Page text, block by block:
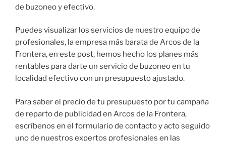
de buzoneo y efectivo.
Puedes visualizar los servicios de nuestro equipo de
profesionales, la empresa más barata de Arcos de la
Frontera, en este post, hemos hecho los planes más
rentables para darte un servicio de buzoneo en tu
localidad efectivo con un presupuesto ajustado.
Para saber el precio de tu presupuesto por tu campaña
de reparto de publicidad en Arcos de la Frontera,
escríbenos en el formulario de contacto y acto seguido
uno de nuestros expertos profesionales en las